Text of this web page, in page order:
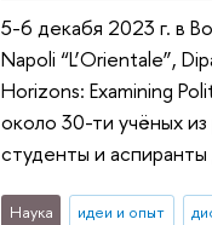
5-6 декабя 2023 г. в
Napoli “L’Orientale”,
Horizons: Examining
около 30-ти учёных
студенты и
Наука идеи и опыт